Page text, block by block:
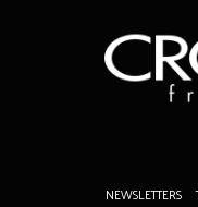
NEWSLETTERS